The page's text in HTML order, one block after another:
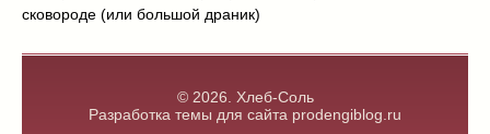
сковороде (или большой драник)
© 2026. Хлеб-Соль
Разработка темы для сайта prodengiblog.ru